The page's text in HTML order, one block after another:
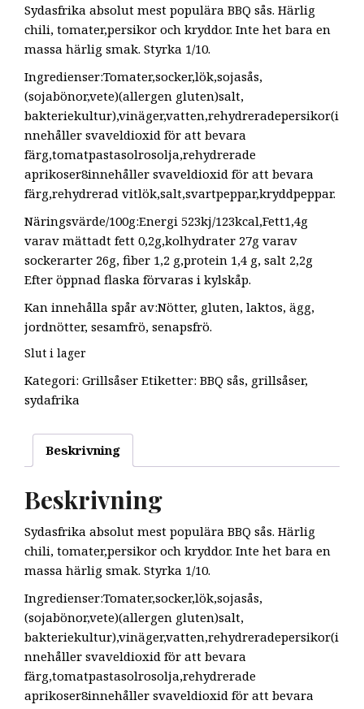
Sydasfrika absolut mest populära BBQ sås. Härlig
chili, tomater,persikor och kryddor. Inte het bara en
massa härlig smak. Styrka 1/10.
Ingredienser:Tomater,socker,lök,sojasås,
(sojabönor,vete)(allergen gluten)salt,
bakteriekultur),vinäger,vatten,rehydreradepersikor(i
nnehåller svaveldioxid för att bevara
färg,tomatpastasolrosolja,rehydrerade
aprikoser8innehåller svaveldioxid för att bevara
färg,rehydrerad vitlök,salt,svartpeppar,kryddpeppar.
Näringsvärde/100g:Energi 523kj/123kcal,Fett1,4g
varav mättadt fett 0,2g,kolhydrater 27g varav
sockerarter 26g, fiber 1,2 g,protein 1,4 g, salt 2,2g
Efter öppnad flaska förvaras i kylskåp.
Kan innehålla spår av:Nötter, gluten, laktos, ägg,
jordnötter, sesamfrö, senapsfrö.
Slut i lager
Kategori: Grillsåser Etiketter: BBQ sås, grillsåser,
sydafrika
Beskrivning
Beskrivning
Sydasfrika absolut mest populära BBQ sås. Härlig
chili, tomater,persikor och kryddor. Inte het bara en
massa härlig smak. Styrka 1/10.
Ingredienser:Tomater,socker,lök,sojasås,
(sojabönor,vete)(allergen gluten)salt,
bakteriekultur),vinäger,vatten,rehydreradepersikor(i
nnehåller svaveldioxid för att bevara
färg,tomatpastasolrosolja,rehydrerade
aprikoser8innehåller svaveldioxid för att bevara